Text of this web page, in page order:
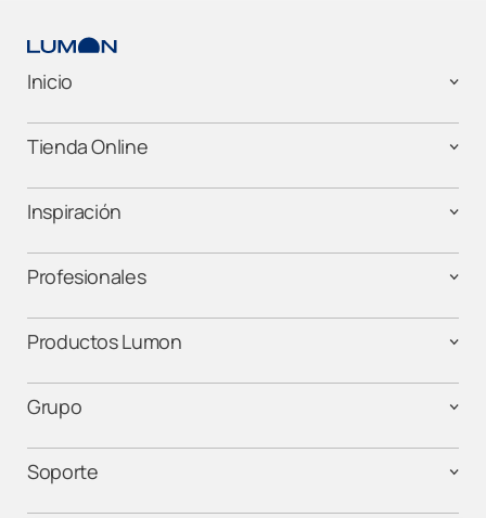
Inicio
Tienda Online
Inspiración
Profesionales
Productos Lumon
Grupo
Soporte